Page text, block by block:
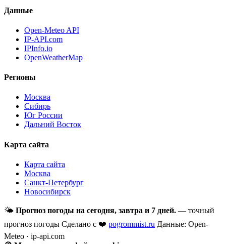
Данные
Open-Meteo API
IP-API.com
IPInfo.io
OpenWeatherMap
Регионы
Москва
Сибирь
Юг России
Дальний Восток
Карта сайта
Карта сайта
Москва
Санкт-Петербург
Новосибирск
🌤 Прогноз погоды на сегодня, завтра и 7 дней. — точный
прогноз погоды Сделано с ❤️ pogrommist.ru Данные: Open-
Meteo · ip-api.com